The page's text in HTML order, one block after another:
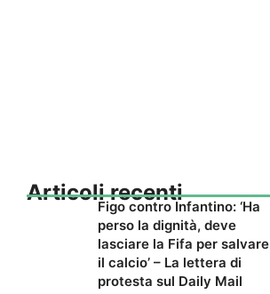
Articoli recenti
Figo contro Infantino: ‘Ha
perso la dignità, deve
lasciare la Fifa per salvare
il calcio’ – La lettera di
protesta sul Daily Mail